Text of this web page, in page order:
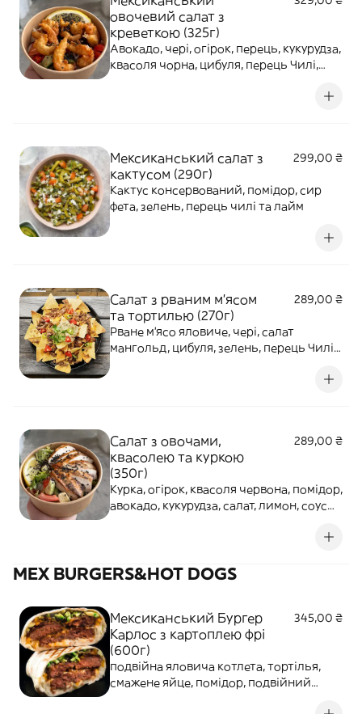
овочевий салат з
креветкою (325г)
Авокадо, чері, огірок, перець, кукурудза,
квасоля чорна, цибуля, перець Чилі,
Мексиканський салат з
кактусом (290г)
299,00 ₴
Кактус консервований, помідор, сир
фета, зелень, перець чилі та лайм
Салат з рваним м'ясом
та тортилью (270г)
289,00 ₴
Рване м'ясо яловиче, чері, салат
мангольд, цибуля, зелень, перець Чилі,
Салат з овочами,
квасолею та куркою
(350г)
289,00 ₴
Курка, огірок, квасоля червона, помідор,
авокадо, кукурудза, салат, лимон, соус
MEX BURGERS&HOT DOGS
Мексиканський Бургер
Карлос з картоплею фрі
(600г)
345,00 ₴
подвійна яловича котлета, тортілья,
смажене яйце, помідор, подвійний